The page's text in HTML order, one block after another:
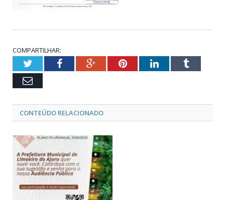
COMPARTILHAR:
TwitterFacebookGoogle+PinterestLinkedInTumblr
Email
CONTEÚDO RELACIONADO